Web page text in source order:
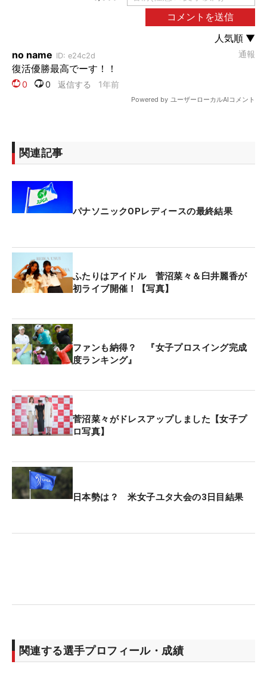
関連記事
パナソニックOPレディースの最終結果
ふたりはアイドル 菅沼菜々＆臼井麗香が
初ライブ開催！【写真】
ファンも納得？ 『女子プロスイング完成
度ランキング』
菅沼菜々がドレスアップしました【女子プ
ロ写真】
日本勢は？ 米女子ユタ大会の3日目結果
関連する選手プロフィール・成績